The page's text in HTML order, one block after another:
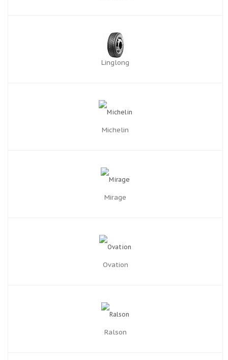
Linglong
Michelin
Mirage
Ovation
Ralson